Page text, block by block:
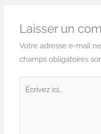
Laisser un
Votre adresse e-mail
champs obligatoires